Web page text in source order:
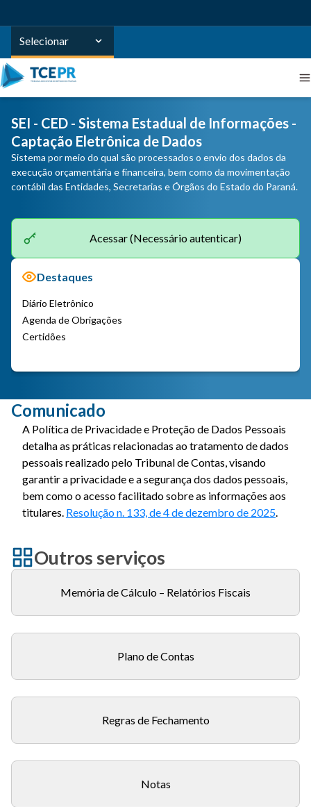
Selecionar
SEI - CED - Sistema Estadual de Informações -
Captação Eletrônica de Dados
Sistema por meio do qual são processados o envio dos dados da
execução orçamentária e financeira, bem como da movimentação
contábil das Entidades, Secretarias e Órgãos do Estado do Paraná.
Acessar (Necessário autenticar)
Destaques
Diário Eletrônico
Agenda de Obrigações
Certidões
Comunicado
A Política de Privacidade e Proteção de Dados Pessoais
detalha as práticas relacionadas ao tratamento de dados
pessoais realizado pelo Tribunal de Contas, visando
garantir a privacidade e a segurança dos dados pessoais,
bem como o acesso facilitado sobre as informações aos
titulares. Resolução n. 133, de 4 de dezembro de 2025.
Outros serviços
Memória de Cálculo – Relatórios Fiscais
Plano de Contas
Regras de Fechamento
Notas